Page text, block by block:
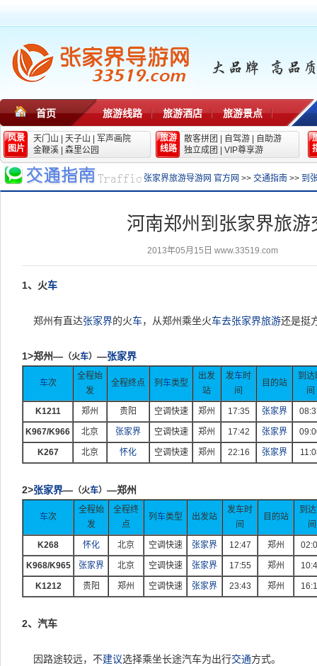
首页 旅游线路 旅游酒店 旅游景点
风景
图片
天门山 天子山
军声画院
金鞭溪
森里公园
旅游
线路
散客拼团 自驾游
自助游
独立成团
VIP尊享游
张家界旅游导游网 官方网 >> 交通指南 >> 到
河南郑州到张家界旅游
2013年05月15日 www.33519.com
1、火车
郑州有直达张家界的火车，从郑州乘坐火车去张家界旅游还是挺
1>郑州— （火车） —张家界
车次
全程始
发
全程终点 列 车类型
出发
站
发车时
间
目的站
到达
间
K1211 郑州 贵阳 空调快速 郑州 17:35 张家界
K967/K966 北京 张家界 空调快速 郑州 17:42 张家界
K267 北京 怀化 空调快速 郑州 22:16 张家界
2>张家界— （火车） —郑州
车次
全程始
发
全程终
点
列 车类型 出发站
发车时
间
目的站
到
间
K268 怀化 北京 空调快速 张家界 12:47 郑州
K968/K965 张家界 北京 空调快速 张家界 17:55 郑州
K1212 贵阳 郑州 空调快速 张家界 23:43 郑州
2、汽车
因路途较远，不建议选择乘坐长途汽车为出行交通方式。